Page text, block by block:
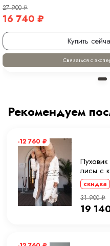
27 900₽
16 740 ₽
Купить
Связаться с
Рекомендуем
-12 760 ₽
лисы с
ХМ
скидка
31 900₽
19